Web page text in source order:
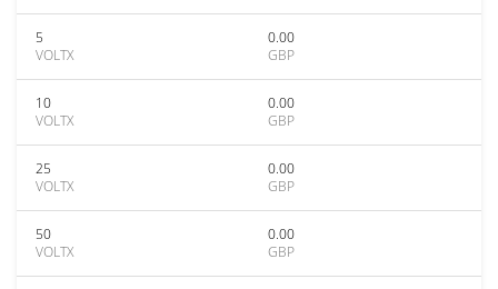
5
VOLTX
0.00
GBP
10
VOLTX
0.00
GBP
25
VOLTX
0.00
GBP
50
VOLTX
0.00
GBP